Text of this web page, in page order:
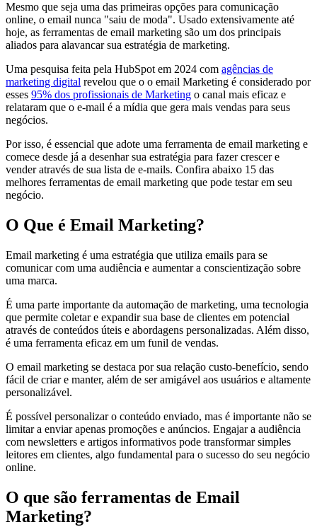
Mesmo que seja uma das primeiras opções para comunicação
online, o email nunca "saiu de moda". Usado extensivamente até
hoje, as ferramentas de email marketing são um dos principais
aliados para alavancar sua estratégia de marketing.
Uma pesquisa feita pela HubSpot em 2024 com agências de
marketing digital revelou que o o email Marketing é considerado por
esses 95% dos profissionais de Marketing o canal mais eficaz e
relataram que o e-mail é a mídia que gera mais vendas para seus
negócios.
Por isso, é essencial que adote uma ferramenta de email marketing e
comece desde já a desenhar sua estratégia para fazer crescer e
vender através de sua lista de e-mails. Confira abaixo 15 das
melhores ferramentas de email marketing que pode testar em seu
negócio.
O Que é Email Marketing?
Email marketing é uma estratégia que utiliza emails para se
comunicar com uma audiência e aumentar a conscientização sobre
uma marca.
É uma parte importante da automação de marketing, uma tecnologia
que permite coletar e expandir sua base de clientes em potencial
através de conteúdos úteis e abordagens personalizadas. Além disso,
é uma ferramenta eficaz em um funil de vendas.
O email marketing se destaca por sua relação custo-benefício, sendo
fácil de criar e manter, além de ser amigável aos usuários e altamente
personalizável.
É possível personalizar o conteúdo enviado, mas é importante não se
limitar a enviar apenas promoções e anúncios. Engajar a audiência
com newsletters e artigos informativos pode transformar simples
leitores em clientes, algo fundamental para o sucesso do seu negócio
online.
O que são ferramentas de Email
Marketing?